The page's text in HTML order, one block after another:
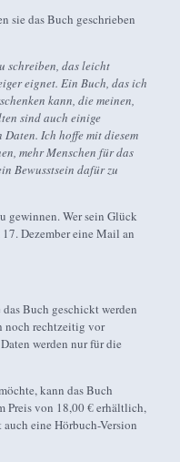
sie das Buch geschrieben
schreiben, das leicht
eignet. Ein Buch, das ich
kann, die meinen,
sind auch einige
Daten. Ich hoffe mit diesem
mehr Menschen für das
Bewusstsein dafür zu
gewinnen. Wer sein Glück
Dezember eine Mail an
Buch geschickt werden
noch rechtzeitig vor
werden nur für die
kann das Buch
Preis von 18,00 € erhältlich,
auch eine Hörbuch-Version